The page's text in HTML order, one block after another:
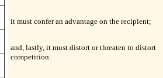
it must confer an advantage on the recipient;
and, lastly, it must distort or threaten to distort
competition.